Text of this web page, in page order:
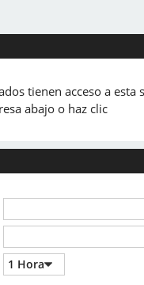
tienen acceso a esta
abajo o haz clic